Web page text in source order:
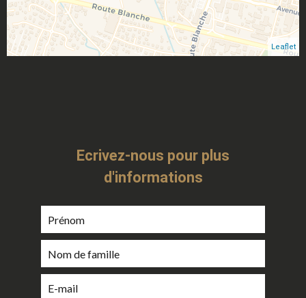
Leaflet
Ecrivez-nous pour plus
d'informations